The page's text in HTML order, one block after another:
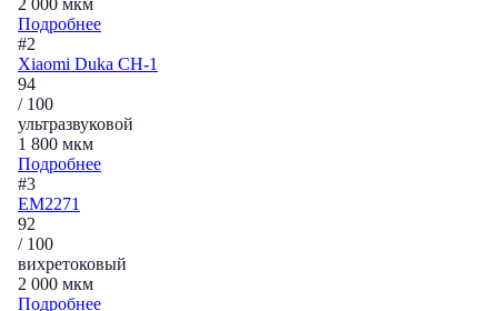
2 000 мкм
Подробнее
#2
Xiaomi Duka CH-1
94
/ 100
ультразвуковой
1 800 мкм
Подробнее
#3
EM2271
92
/ 100
вихретоковый
2 000 мкм
Подробнее